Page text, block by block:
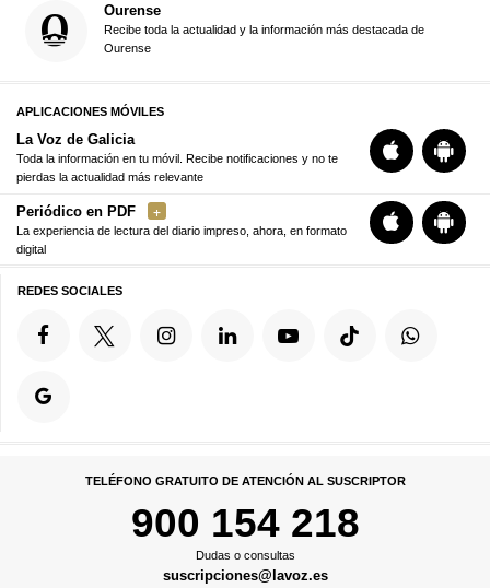
Ourense
Recibe toda la actualidad y la información más destacada de
Ourense
APLICACIONES MÓVILES
La Voz de Galicia
Toda la información en tu móvil. Recibe notificaciones y no te
pierdas la actualidad más relevante
Periódico en PDF
La experiencia de lectura del diario impreso, ahora, en formato
digital
REDES SOCIALES
TELÉFONO GRATUITO DE ATENCIÓN AL SUSCRIPTOR
900 154 218
Dudas o consultas
suscripciones@lavoz.es